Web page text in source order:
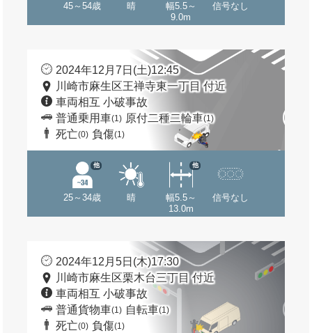
45～54歳 晴
幅5.5～
9.0m
信号なし
2024年12月7日(土)12:45
川崎市麻生区王禅寺東一丁目 付近
車両相互 小破事故
普通乗用車(1) 原付二種二輪車(1)
死亡(0) 負傷(1)
25～34歳
他
晴
幅5.5～
13.0m
他
信号なし
2024年12月5日(木)17:30
川崎市麻生区栗木台三丁目 付近
車両相互 小破事故
普通貨物車(1) 自転車(1)
死亡(0) 負傷(1)